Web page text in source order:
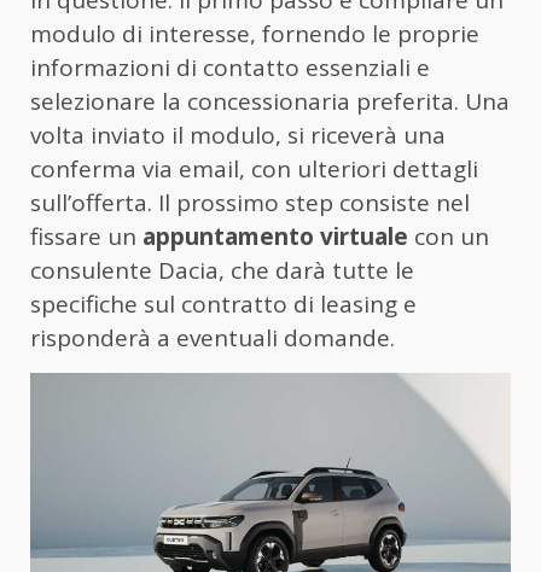
modulo di interesse, fornendo le proprie
informazioni di contatto essenziali e
selezionare la concessionaria preferita. Una
volta inviato il modulo, si riceverà una
conferma via email, con ulteriori dettagli
sull’offerta. Il prossimo step consiste nel
fissare un appuntamento virtuale con un
consulente Dacia, che darà tutte le
specifiche sul contratto di leasing e
risponderà a eventuali domande.